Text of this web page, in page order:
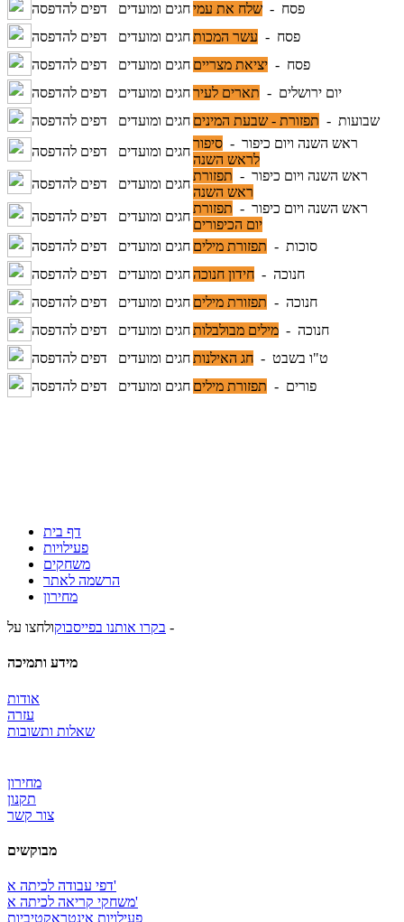
דפים להדפסה
חגים ומועדים פסח - שלח את עמי
דפים להדפסה
חגים ומועדים פסח - עשר המכות
דפים להדפסה
חגים ומועדים פסח - יציאת מצריים
דפים להדפסה
חגים ומועדים יום ירושלים - תארים לעיר
דפים להדפסה
חגים ומועדים שבועות - תפזורת - שבעת המינים
דפים להדפסה
חגים ומועדים
ראש השנה ויום כיפור - סיפור
לראש השנה
דפים להדפסה
חגים ומועדים
ראש השנה ויום כיפור - תפזורת
ראש השנה
דפים להדפסה
חגים ומועדים
ראש השנה ויום כיפור - תפזורת
יום הכיפורים
דפים להדפסה
חגים ומועדים סוכות - תפזורת מילים
דפים להדפסה
חגים ומועדים חנוכה - חידון חנוכה
דפים להדפסה
חגים ומועדים חנוכה - תפזורת מילים
דפים להדפסה
חגים ומועדים חנוכה - מילים מבולבלות
דפים להדפסה
חגים ומועדים ט"ו בשבט - חג האילנות
דפים להדפסה
חגים ומועדים פורים - תפזורת מילים
דף בית
פעילויות
משחקים
הרשמה לאתר
מחירון
בקרו אותנו בפייסבוק ולחצו על -
מידע ותמיכה
אודות
עזרה
שאלות ותשובות
מחירון
תקנון
צור קשר
מבוקשים
דפי עבודה לכיתה א'
משחקי קריאה לכיתה א'
פעילויות אינטראקטיביות